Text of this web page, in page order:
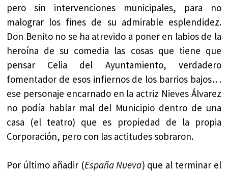
pero sin intervenciones municipales, para no
malograr los fines de su admirable esplendidez.
Don Benito no se ha atrevido a poner en labios de la
heroína de su comedia las cosas que tiene que
pensar Celia del Ayuntamiento, verdadero
fomentador de esos infiernos de los barrios bajos…
ese personaje encarnado en la actriz Nieves Álvarez
no podía hablar mal del Municipio dentro de una
casa (el teatro) que es propiedad de la propia
Corporación, pero con las actitudes sobraron.
Por último añadir (España Nueva) que al terminar el